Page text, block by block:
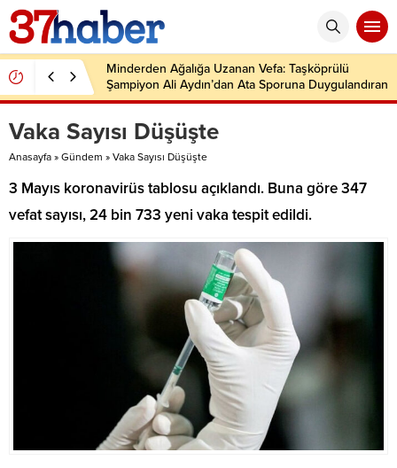
Minderden Ağalığa Uzanan Vefa: Taşköprülü
Şampiyon Ali Aydın’dan Ata Sporuna Duygulandıran
Dönüş
Vaka Sayısı Düşüşte
Anasayfa » Gündem » Vaka Sayısı Düşüşte
3 Mayıs koronavirüs tablosu açıklandı. Buna göre 347
vefat sayısı, 24 bin 733 yeni vaka tespit edildi.